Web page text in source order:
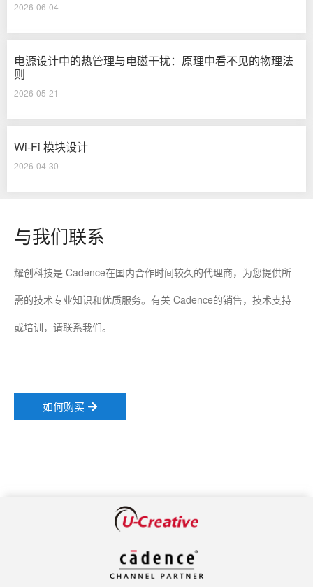
2026-06-04
电源设计中的热管理与电磁干扰：原理中看不见的物理法
则
2026-05-21
Wi-Fi 模块设计
2026-04-30
与我们联系
耀创科技是 Cadence在国内合作时间较久的代理商，为您提供所
需的技术专业知识和优质服务。有关 Cadence的销售，技术支持
或培训，请联系我们。
如何购买